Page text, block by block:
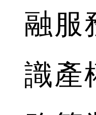
融服
識產